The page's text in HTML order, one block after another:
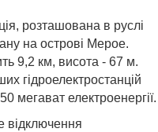
розташована в руслі
на острові Мерое.
9,2 км, висота - 67 м.
гідроелектростанцій
мегават електроенергії.
відключення